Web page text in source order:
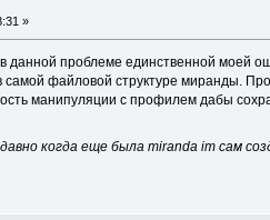
»
данной проблеме единственной моей
самой файловой структуре миранды.
манипуляции с профилем дабы
когда еще была miranda im сам